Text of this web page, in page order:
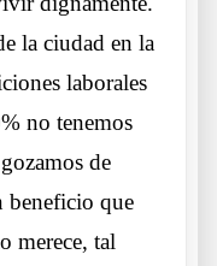
la ciudad en la
laborales
no tenemos
de
beneficio que
merece, tal